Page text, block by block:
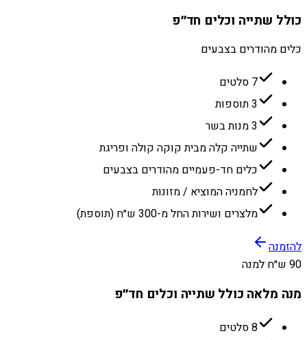
כולל שתייה וכלים חד״פ
כלים מהודרים בצבעים
7 סלטים
3 תוספות
3 מנות בשר
שתייה קלה מבית קוקה קולה ופריגת
כלים חד-פעמיים מהודרים בצבעים
לחמניה המוציא / מזונות
מלצרים ושירות החל מ-300 ש״ח (תוספת)
להזמנה
90 ש״ח למנה
מנה מלאה כולל שתייה וכלים חד״פ
8 סלטים